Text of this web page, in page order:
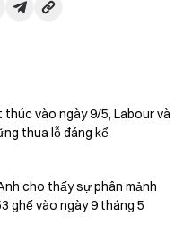
vào ngày 9/5, Labour và
thua lỗ đáng kể
cho thấy sự phân mảnh
ghế vào ngày 9 tháng 5